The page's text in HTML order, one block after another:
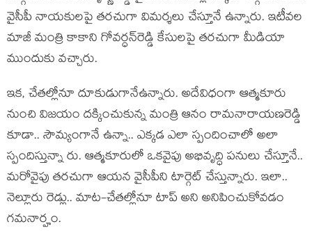
వైసీపీ నాయ‌కుల‌పై త‌ర‌చుగా విమ‌ర్శ‌లు చేస్తూనే ఉన్నారు. ఇటీవల
మాజీ మంత్రి కాకాని గోవ‌ర్ధ‌న్‌రెడ్డి కేసుల‌పై త‌ర‌చుగా మీడియా
ముందుకు వ‌చ్చారు.
ఇక‌, చేత‌ల్లోనూ దూకుడుగానేఉన్నారు. అదేవిధంగా ఆత్మ‌కూరు
నుంచి విజ‌యం ద‌క్కించుకున్న మంత్రి ఆనం రామ‌నారాయ‌ణ‌రెడ్డి
కూడా.. సౌమ్యంగానే ఉన్నా.. ఎక్క‌డ ఎలా స్పందించాలో అలా
స్పందిస్తున్నా రు. ఆత్మ‌కూరులో ఒక‌వైపు అభివృద్ధి ప‌నులు చేస్తూనే..
మ‌రోవైపు త‌ర‌చుగా ఆయ‌న వైసీపీని టార్గెట్ చేస్తున్నారు. ఇలా..
నెల్లూరు రెడ్లు.. మాట‌-చేత‌ల్లోనూ టాప్ అని అనిపించుకోవ‌డం
గ‌మ‌నార్హం.